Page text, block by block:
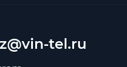
tel.ru